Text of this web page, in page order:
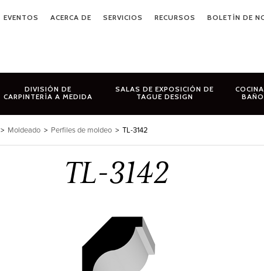
EVENTOS ACERCA DE SERVICIOS RECURSOS BOLETÍN DE
DIVISIÓN DE
CARPINTERÍA A MEDIDA
SALAS DE EXPOSICIÓN DE
TAGUE DESIGN
BAÑO
> Moldeado > Perfiles de moldeo > TL-3142
TL-3142